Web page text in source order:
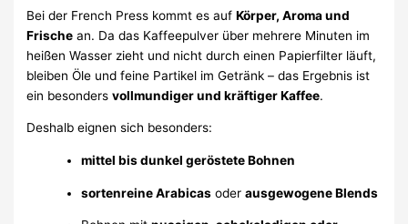
Bei der French Press kommt es aufKörper, Aroma und
Frische an. Da das Kaffeepulver über mehrere Minuten im
heißen Wasser zieht und nicht durch einen Papierfilter läuft,
bleiben Öle und feine Partikel im Getränk – das Ergebnis ist
ein besondersvollmundiger und kräftiger Kaffee.
Deshalb eignen sich besonders:
mittel bis dunkel geröstete Bohnen
sortenreine Arabicas oderausgewogene Blends